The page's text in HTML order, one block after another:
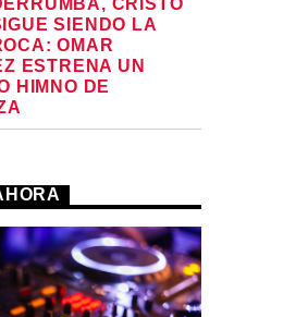
SIENDO LA
OMAR
ESTRENA UN
HIMNO DE